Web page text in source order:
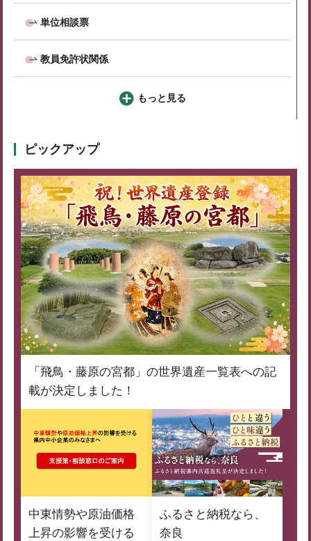
単位相談票
教員免許状関係
もっと見る
ピックアップ
「飛鳥・藤原の宮都」の世界遺産一覧表への記
載が決定しました！
中東情勢や原油価格
上昇の影響を受ける
ふるさと納税なら、
奈良